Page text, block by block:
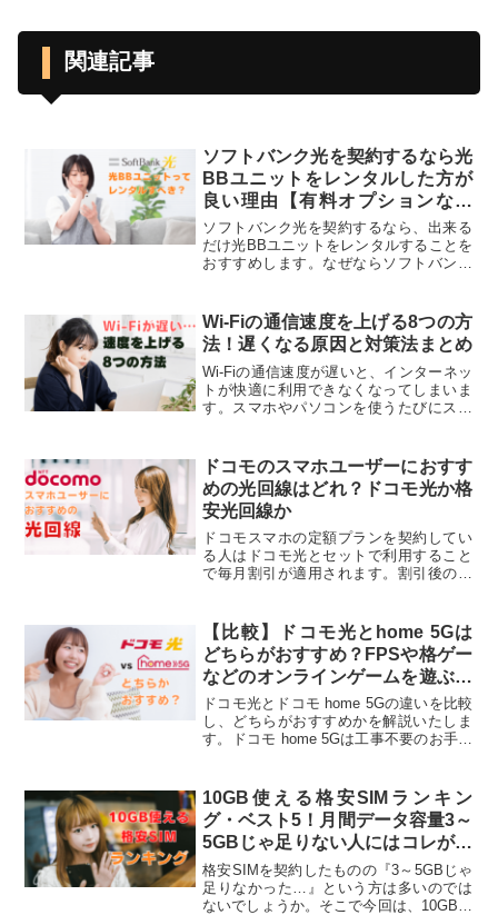
関連記事
ソフトバンク光を契約するなら光
BBユニットをレンタルした方が
良い理由【有料オプションなの
に……】
ソフトバンク光を契約するなら、出来る
だけ光BBユニットをレンタルすることを
おすすめします。なぜならソフトバンク
高速ハイブリッド』が利用できる仕組み
になっているからです。
Wi-Fiの通信速度を上げる8つの方
法！遅くなる原因と対策法まとめ
Wi-Fiの通信速度が遅いと、インターネッ
トが快適に利用できなくなってしまいま
す。スマホやパソコンを使うたびにスト
速度が遅くなる原因と改善方法を紹介し
ます！Wi-Fiの通信速度にお悩みの方は、
ぜひご活用ください。
ドコモのスマホユーザーにおすす
めの光回線はどれ？ドコモ光か格
安光回線か
ドコモスマホの定額プランを契約してい
る人はドコモ光とセットで利用すること
で毎月割引が適用されます。割引後の月
う。一方、従量課金制のプランは割引額
が少なく、またahamoはセット割対象外
です。これらのプランを契約している方
はドコモ光にこだわらず、安い月額料金
で利用できる『格安光回線』を優先的に
検討してみてください。
【比較】ドコモ光とhome 5Gは
どちらがおすすめ？FPSや格ゲー
などのオンラインゲームを遊ぶな
らコッチ！
ドコモ光とドコモ home 5Gの違いを比較
し、どちらがおすすめかを解説いたしま
す。ドコモ home 5Gは工事不要のお手軽
などの使い方なら快適にできるでしょ
う。とはいえ、自宅まで直接光ファイバ
ーを引き込む光回線にはかなわないの
で、基本的にはドコモ光がおすすめで
す。
10GB使える格安SIMランキン
グ・ベスト5！月間データ容量3～
5GBじゃ足りない人にはコレがお
すすめ
格安SIMを契約したものの『3～5GBじゃ
足りなかった…』という方は多いのでは
ないでしょうか。そこで今回は、10GB以